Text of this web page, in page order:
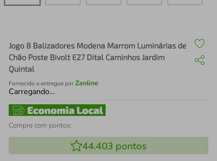
Jogo 8 Balizadores Modena Marrom Luminárias de
Chão Poste Bivolt E27 Dital Caminhos Jardim
Quintal
Fornecido e entregue porZanline
Carregando…
Compre com pontos:
44.403 pontos